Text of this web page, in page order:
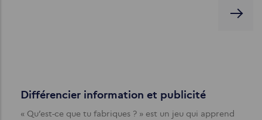
Différencier information et publicité
« Qu’est-ce que tu fabriques ? » est un jeu qui apprend